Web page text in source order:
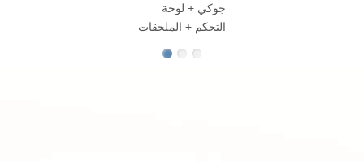
جوكي + لوحة
التحكم + الملحقات